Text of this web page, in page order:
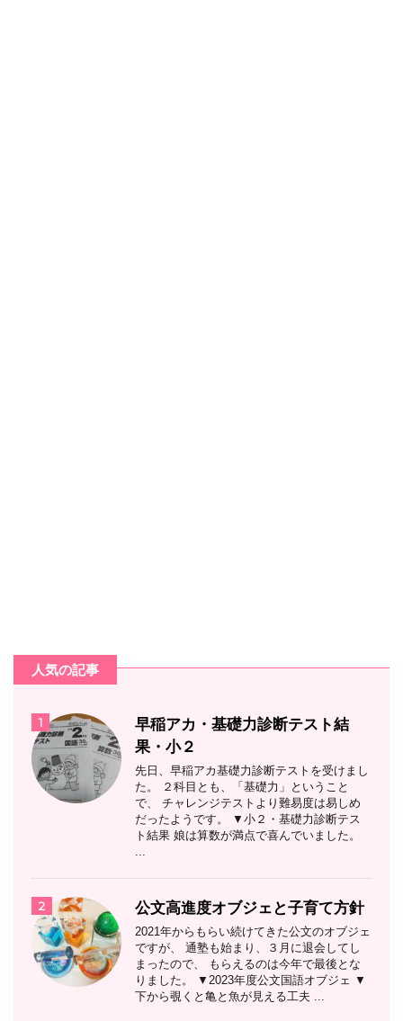
人気の記事
1
早稲アカ・基礎力診断テスト結
果・小２
先日、早稲アカ基礎力診断テストを受けまし
た。 ２科目とも、「基礎力」ということ
で、 チャレンジテストより難易度は易しめ
だったようです。 ▼小２・基礎力診断テス
ト結果 娘は算数が満点で喜んでいました。
...
2 公文高進度オブジェと子育て方針
2021年からもらい続けてきた公文のオブジェ
ですが、 通塾も始まり、３月に退会してし
まったので、 もらえるのは今年で最後とな
りました。 ▼2023年度公文国語オブジェ ▼
下から覗くと亀と魚が見える工夫 ...